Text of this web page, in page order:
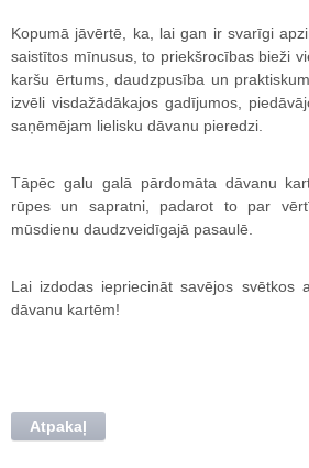
Kopumā jāvērtē, ka, lai gan ir svarīgi
saistītos mīnusus, to priekšrocības bieži
karšu ērtums, daudzpusība un
izvēli visdažādākajos gadījumos,
saņēmējam lielisku dāvanu pieredzi.
Tāpēc galu galā pārdomāta dāvanu
rūpes un sapratni, padarot to par
mūsdienu daudzveidīgajā pasaulē.
Lai izdodas iepriecināt savējos svētkos
dāvanu kartēm!
Atpakaļ